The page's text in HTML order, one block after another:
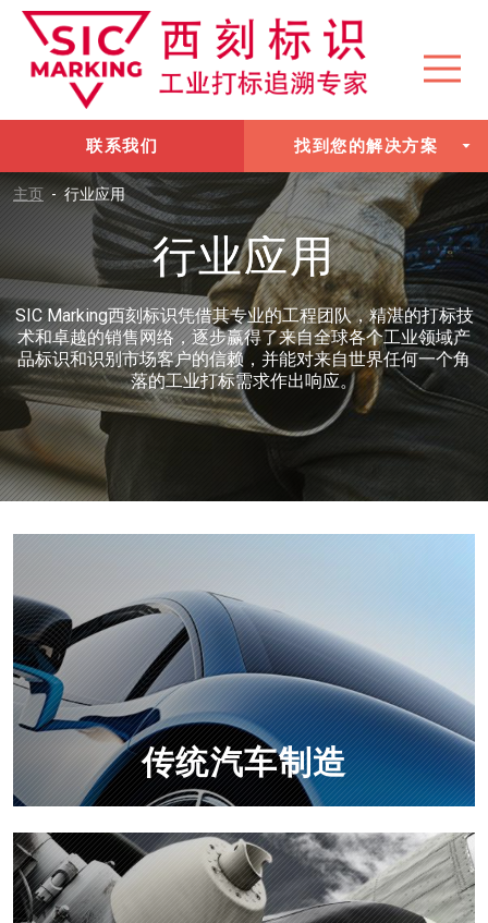
联系我们 找到您的解决方案
主页 - 行业应用
行业应用
SIC Marking西刻标识凭借其专业的工程团队，精湛的打标技
术和卓越的销售网络，逐步赢得了来自全球各个工业领域产
品标识和识别市场客户的信赖，并能对来自世界任何一个角
落的工业打标需求作出响应。
传统汽车制造